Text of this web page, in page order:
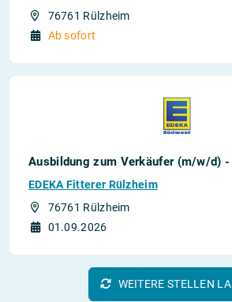
76761 Rülzheim
Ab sofort
Ausbildung zum Verkäufer (m/w/d)
EDEKA Fitterer Rülzheim
76761 Rülzheim
01.09.2026
WEITERE STELLEN